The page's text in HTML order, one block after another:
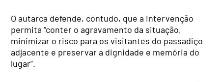
O autarca defende, contudo, que a intervenção
permita “conter o agravamento da situação,
minimizar o risco para os visitantes do passadiço
adjacente e preservar a dignidade e memória do
lugar”.